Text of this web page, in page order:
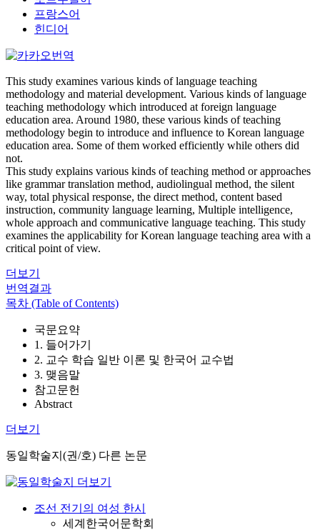
프랑스어
힌디어
This study examines various kinds of language teaching
methodology and material development. Various kinds of language
teaching methodology which introduced at foreign language
education area. Around 1980, these various kinds of teaching
methodology begin to introduce and influence to Korean language
education area. Some of them worked efficiently while others did
not.
This study explains various kinds of teaching method or approaches
like grammar translation method, audiolingual method, the silent
way, total physical response, the direct method, content based
instruction, community language learning, Multiple intelligence,
whole approach and communicative language teaching. This study
examines the applicability for Korean language teaching area with a
critical point of view.
더보기
번역결과
목차 (Table of Contents)
국문요약
1. 들어가기
2. 교수 학습 일반 이론 및 한국어 교수법
3. 맺음말
참고문헌
Abstract
더보기
동일학술지(권/호) 다른 논문
조선 전기의 여성 한시
세계한국어문학회